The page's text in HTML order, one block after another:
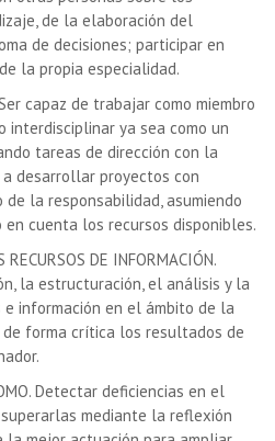
de la elaboración del
de decisiones; participar en
la propia especialidad.
Ser capaz de trabajar como miembro
interdisciplinar ya sea como un
tareas de dirección con la
desarrollar proyectos con
la responsabilidad, asumiendo
en cuenta los recursos disponibles.
RECURSOS DE INFORMACIÓN.
la estructuración, el análisis y la
información en el ámbito de la
forma crítica los resultados de
Detectar deficiencias en el
mediante la reflexión